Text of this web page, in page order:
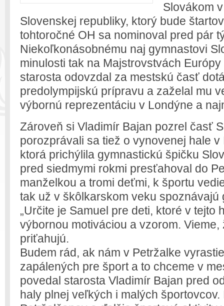
Slovákom
Slovenskej republiky, ktorý bude
tohtoročné OH sa nominoval pred pár
Niekoľkonásobnému naj gymnastovi
minulosti tak na Majstrovstvách
starosta odovzdal za mestskú časť
predolympijskú prípravu a zaželal mu
výbornú reprezentáciu v Londýne a
Zároveň si Vladimír Bajan pozrel časť
porozprávali sa tiež o vynovenej hale
ktorá prichýlila gymnastickú špičku
pred siedmymi rokmi presťahoval do
manželkou a tromi deťmi, k športu
tak už v škôlkarskom veku spoznávajú
„Určite je Samuel pre deti, ktoré v tejto
výbornou motiváciou a vzorom.
priťahujú.
Budem rád, ak nám v Petržalke
zapálených pre šport a to chceme v
povedal starosta Vladimír Bajan pred
haly plnej veľkých i malých